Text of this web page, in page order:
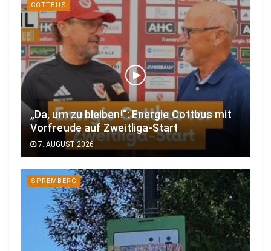
COTTBUS
„Da, um zu bleiben!“: Energie Cottbus mit
Vorfreude auf Zweitliga-Start
7. AUGUST 2026
SPREMBERG